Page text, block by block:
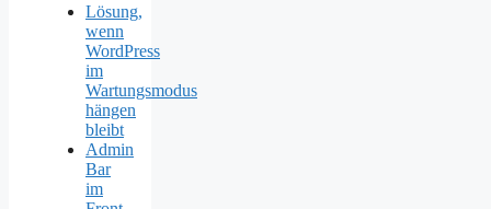
Lösung,
wenn
WordPress
im
Wartungsmodus
hängen
bleibt
Admin
Bar
im